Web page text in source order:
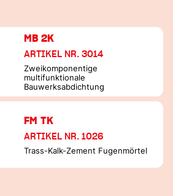
MB 2K
ARTIKEL NR. 3014
Zweikomponentige
multifunktionale
Bauwerksabdichtung
FM TK
ARTIKEL NR. 1026
Trass-Kalk-Zement Fugenmörtel